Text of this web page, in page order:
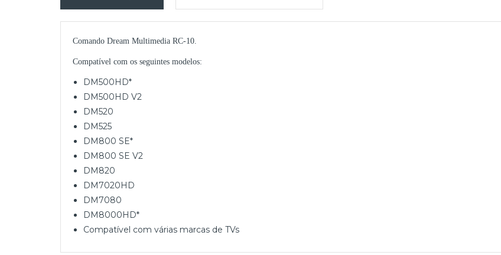
Comando Dream Multimedia RC-10.
Compatível com os seguintes modelos:
DM500HD*
DM500HD V2
DM520
DM525
DM800 SE*
DM800 SE V2
DM820
DM7020HD
DM7080
DM8000HD*
Compatível com várias marcas de TVs